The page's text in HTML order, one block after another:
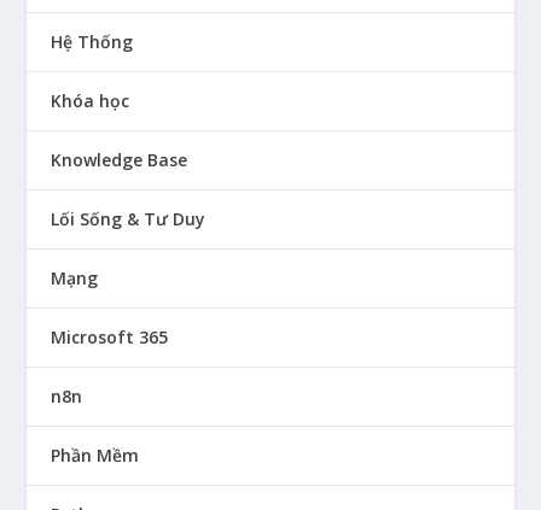
Hệ Thống
Khóa học
Knowledge Base
Lối Sống & Tư Duy
Mạng
Microsoft 365
n8n
Phần Mềm